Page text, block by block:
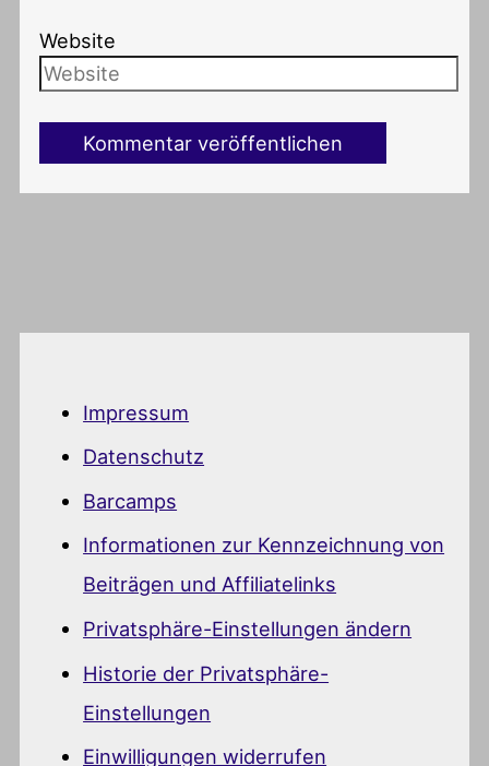
Website
Impressum
Datenschutz
Barcamps
Informationen zur Kennzeichnung von
Beiträgen und Affiliatelinks
Privatsphäre-Einstellungen ändern
Historie der Privatsphäre-
Einstellungen
Einwilligungen widerrufen